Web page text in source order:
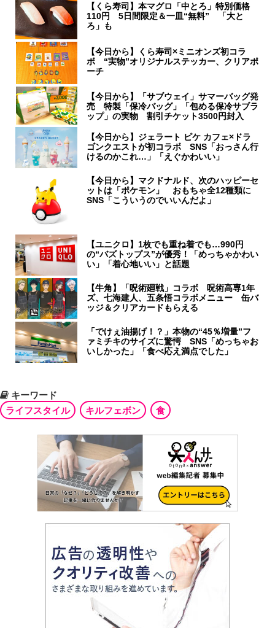
【くら寿司】本マグロ「中とろ」特別価格
110円 5日間限定＆一皿“無料” 「大と
ろ」も
【今日から】くら寿司×ミニオンズ初コラ
ボ “実物”オリジナルステッカー、クリアポ
ーチ
【今日から】「サブウェイ」サマーバッグ発
売 特製「保冷バッグ」「包める保冷サブラ
ップ」の実物 割引チケット3500円封入
【今日から】ジェラート ピケ カフェ×ドラ
ゴンクエストが初コラボ SNS「おっさん行
けるのかこれ…」「えぐかわいい」
【今日から】マクドナルド、次のハッピーセ
ットは「ポケモン」 おもちゃ全12種類に
SNS「こういうのでいいんだよ」
【ユニクロ】1枚でも重ね着でも…990円
の“バズトップス”が優秀！「めっちゃかわい
い」「着心地いい」と話題
【牛角】「呪術廻戦」コラボ 呪術高専1年
ズ、七海建人、五条悟コラボメニュー 缶バ
ッジ＆クリアカードもらえる
「でけぇ油揚げ！？」本物の“45％増量”フ
ァミチキのサイズに驚愕 SNS「めっちゃお
いしかった」「食べ応え満点でした」
キーワード
ライフスタイル
キルフェボン 食